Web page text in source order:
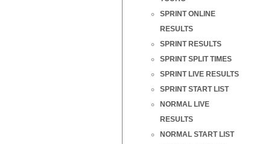
SPRINT ONLINE
RESULTS
SPRINT RESULTS
SPRINT SPLIT TIMES
SPRINT LIVE RESULTS
SPRINT START LIST
NORMAL LIVE
RESULTS
NORMAL START LIST